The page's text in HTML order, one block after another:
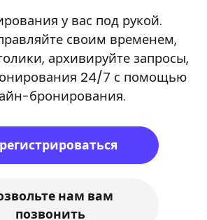
у вас под рукой.
своим временем,
архивируйте запросы,
24/7 с помощью
бронирования.
нам вам
позвонить